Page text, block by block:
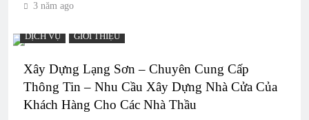
3 năm ago
DỊCH VỤ GIỚI THIỆU
Xây Dựng Lạng Sơn – Chuyên Cung Cấp
Thông Tin – Nhu Cầu Xây Dựng Nhà Cửa Của
Khách Hàng Cho Các Nhà Thầu